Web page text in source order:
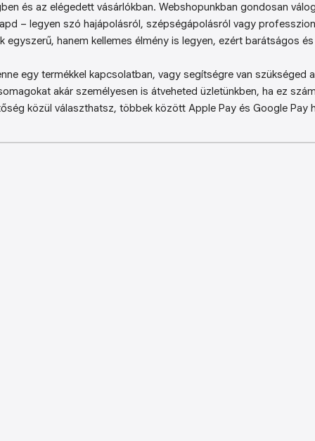
és az elégedett vásárlókban. Webshopunkban gondosan
– legyen szó hajápolásról, szépségápolásról vagy
egyszerű, hanem kellemes élmény is legyen, ezért barátságos
egy termékkel kapcsolatban, vagy segítségre van szükséged
akár személyesen is átveheted üzletünkben, ha ez
közül választhatsz, többek között Apple Pay és Google Pay